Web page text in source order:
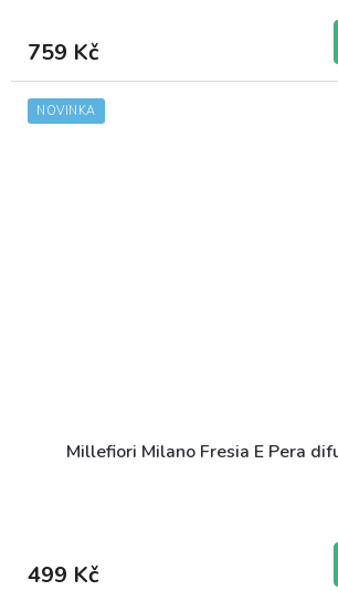
759 Kč
NOVINKA
Millefiori Milano Fresia E Pera
499 Kč